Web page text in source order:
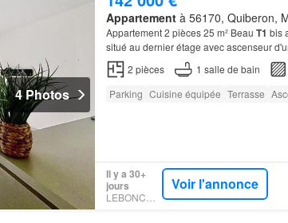
4 Photos
Appartementà 56170, Quiberon,
Appartement 2 pièces 25 m² Beau T1 bis
situé au dernier étage avec ascenseur
plus de cet appartement: -Une place de
2 pièces 1 salle de bain
Parking Cuisine équipée Terrasse
Il y a 30+
jours
Voir l'annonce